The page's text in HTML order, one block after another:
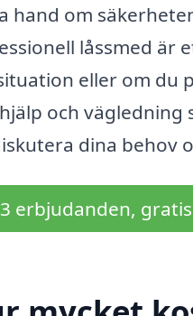
hand om
låssmed är
eller om du
och
dina behov
3 erbjudanden,